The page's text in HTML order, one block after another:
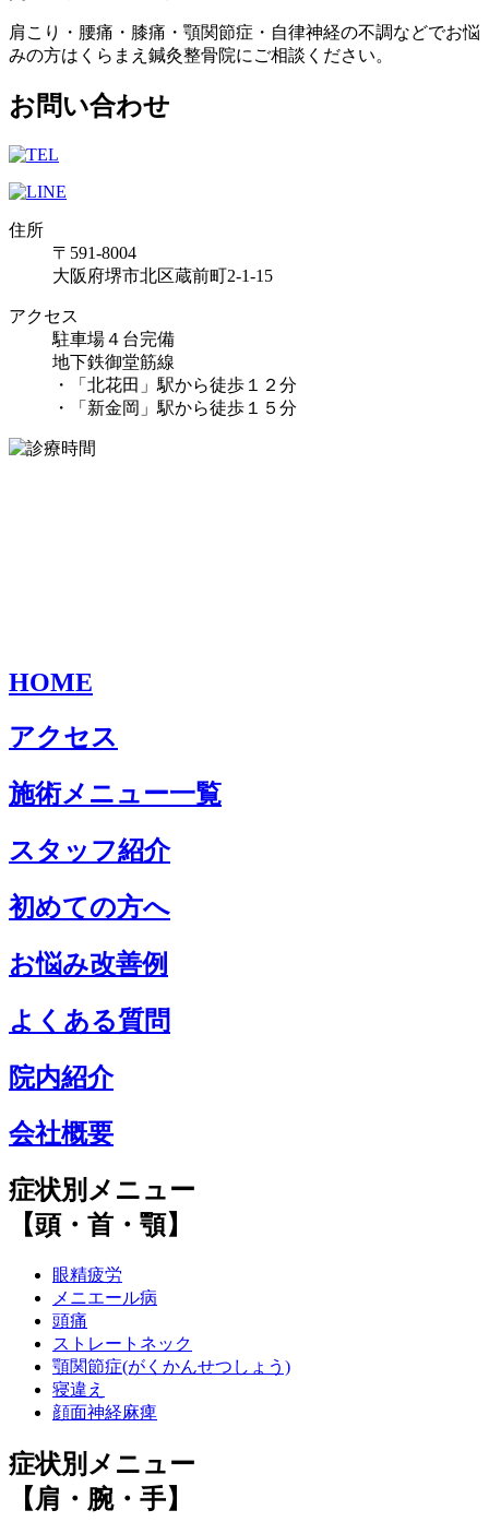
肩こり・腰痛・膝痛・顎関節症・自律神経の不調などでお悩
みの方はくらまえ鍼灸整骨院にご相談ください。
お問い合わせ
住所
〒591-8004
大阪府堺市北区蔵前町2-1-15
アクセス
駐車場４台完備
地下鉄御堂筋線
・「北花田」駅から徒歩１２分
・「新金岡」駅から徒歩１５分
HOME
アクセス
施術メニュー一覧
スタッフ紹介
初めての方へ
お悩み改善例
よくある質問
院内紹介
会社概要
症状別メニュー
【頭・首・顎】
眼精疲労
メニエール病
頭痛
ストレートネック
顎関節症(がくかんせつしょう)
寝違え
顔面神経麻痺
症状別メニュー
【肩・腕・手】